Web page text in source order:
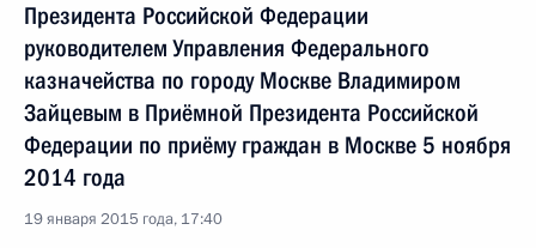
Президента Российской Федерации
руководителем Управления Федерального
казначейства по городу Москве Владимиром
Зайцевым в Приёмной Президента Российской
Федерации по приёму граждан в Москве 5 ноября
2014 года
19 января 2015 года, 17:40